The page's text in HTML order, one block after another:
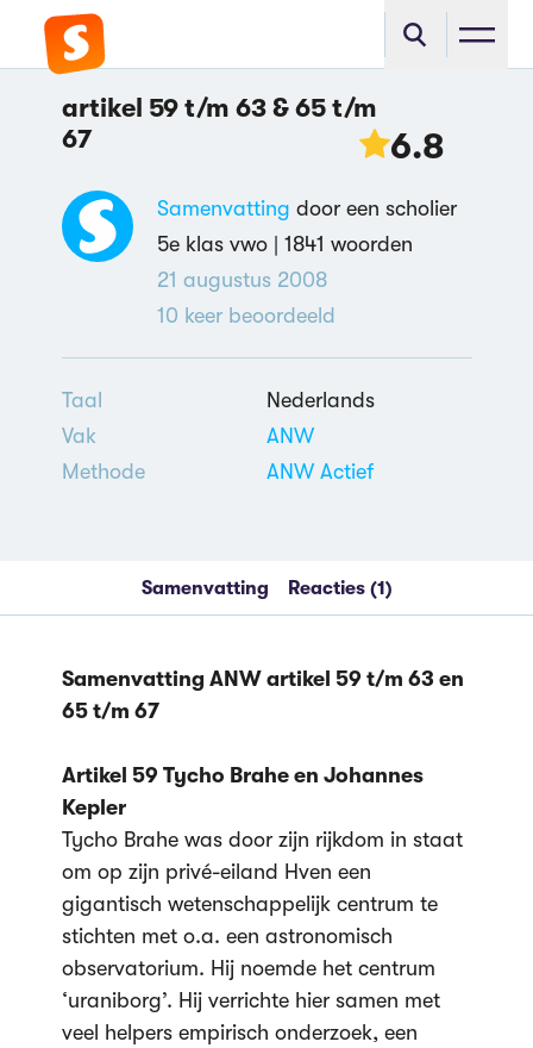
artikel 59 t/m 63 & 65 t/m
67
6.8
Samenvatting door een scholier
5e klas vwo | 1841 woorden
21 augustus 2008
10 keer beoordeeld
Taal
Nederlands
Vak
ANW
Methode
ANW Actief
Samenvatting Reacties (1)
Samenvatting ANW artikel 59 t/m 63 en
65 t/m 67
Artikel 59 Tycho Brahe en Johannes
Kepler
Tycho Brahe was door zijn rijkdom in staat
om op zijn privé-eiland Hven een
gigantisch wetenschappelijk centrum te
stichten met o.a. een astronomisch
observatorium. Hij noemde het centrum
‘uraniborg’. Hij verrichte hier samen met
veel helpers empirisch onderzoek, een